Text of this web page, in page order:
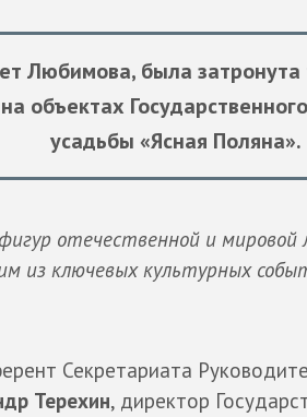
Любимова, была
объектах
усадьбы «Ясная Поляна».
отечественной и
из ключевых культурных
Секретариата
Терехин, директор